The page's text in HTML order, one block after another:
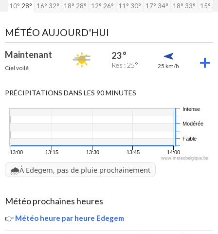
10° 28° 16° 32° 18° 28° 12° 26° 11° 30° 17° 34° 18° 33° 15°
MÉTÉO AUJOURD'HUI
Maintenant
Ciel voilé
23 °
Res : 25° 25 km/h
PRÉCIPITATIONS DANS LES 90 MINUTES
13:00 13:15 13:30 13:45 14:00
Faible
Modérée
Intense
www.meteobelgique.be
🌧️À Edegem, pas de pluie prochainement
Météo prochaines heures
👉 Météo heure par heure Edegem